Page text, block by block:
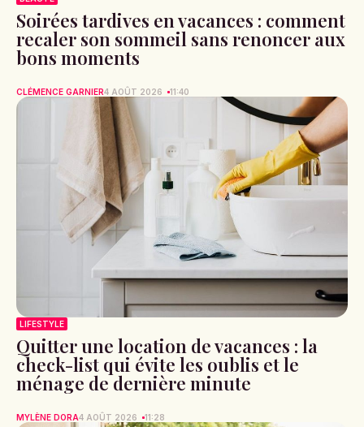
Soirées tardives en vacances : comment
recaler son sommeil sans renoncer aux
bons moments
CLÉMENCE GARNIER4 AOÛT 2026 11:40
LIFESTYLE
Quitter une location de vacances : la
check-list qui évite les oublis et le
ménage de dernière minute
MYLÈNE DORA4 AOÛT 2026 11:28